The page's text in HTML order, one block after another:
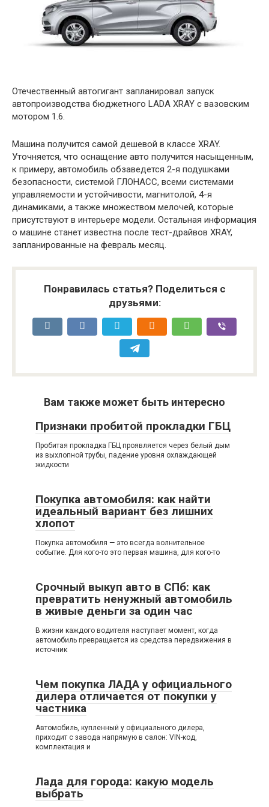
Отечественный автогигант запланировал запуск
автопроизводства бюджетного LADA XRAY с вазовским
мотором 1.6.
Машина получится самой дешевой в классе XRAY.
Уточняется, что оснащение авто получится насыщенным,
к примеру, автомобиль обзаведется 2-я подушками
безопасности, системой ГЛОНАСС, всеми системами
управляемости и устойчивости, магнитолой, 4-я
динамиками, а также множеством мелочей, которые
присутствуют в интерьере модели. Остальная информация
о машине станет известна после тест-драйвов XRAY,
запланированные на февраль месяц.
Понравилась статья? Поделиться с
друзьями:
Вам также может быть интересно
Признаки пробитой прокладки ГБЦ
Пробитая прокладка ГБЦ проявляется через белый дым
из выхлопной трубы, падение уровня охлаждающей
жидкости
Покупка автомобиля: как найти
идеальный вариант без лишних
хлопот
Покупка автомобиля — это всегда волнительное
событие. Для кого-то это первая машина, для кого-то
Срочный выкуп авто в СПб: как
превратить ненужный автомобиль
в живые деньги за один час
В жизни каждого водителя наступает момент, когда
автомобиль превращается из средства передвижения в
источник
Чем покупка ЛАДА у официального
дилера отличается от покупки у
частника
Автомобиль, купленный у официального дилера,
приходит с завода напрямую в салон: VIN-код,
комплектация и
Лада для города: какую модель
выбрать